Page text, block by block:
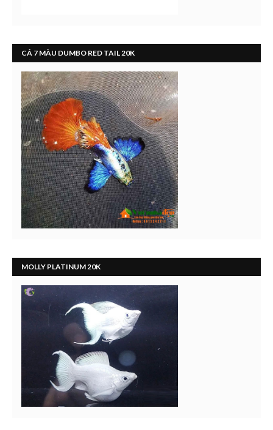
CÁ 7 MÀU DUMBO RED TAIL 20K
MOLLY PLATINUM 20K